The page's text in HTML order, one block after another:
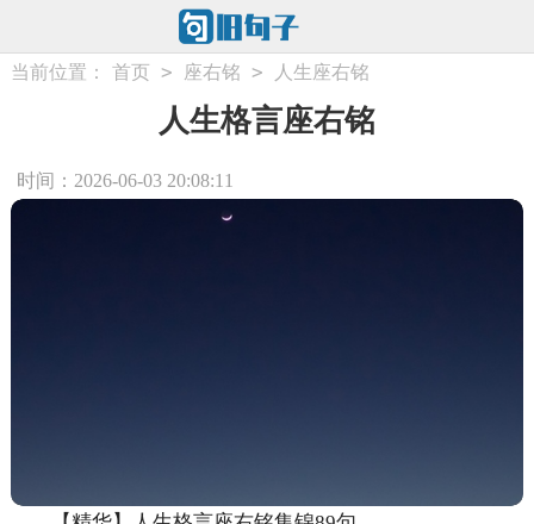
当前位置： 首页 > 座右铭 > 人生座右铭
人生格言座右铭
时间：2026-06-03 20:08:11